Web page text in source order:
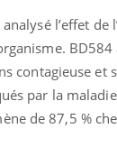
l’effet
contagieuse
par la
de 87,5 %en